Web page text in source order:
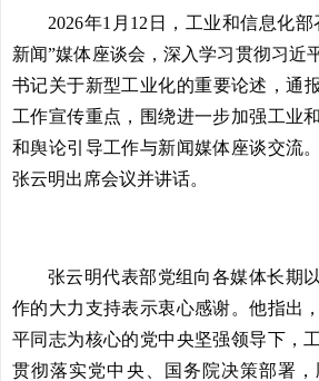
2026年1月12日，工业和信息化
新闻”媒体座谈会，深入学习贯彻习近
书记关于新型工业化的重要论述，通
工作宣传重点，围绕进一步加强工业
和舆论引导工作与新闻媒体座谈交流
张云明出席会议并讲话。
张云明代表部党组向各媒体长期
作的大力支持表示衷心感谢。他指出
平同志为核心的党中央坚强领导下，
贯彻落实党中央、国务院决策部署